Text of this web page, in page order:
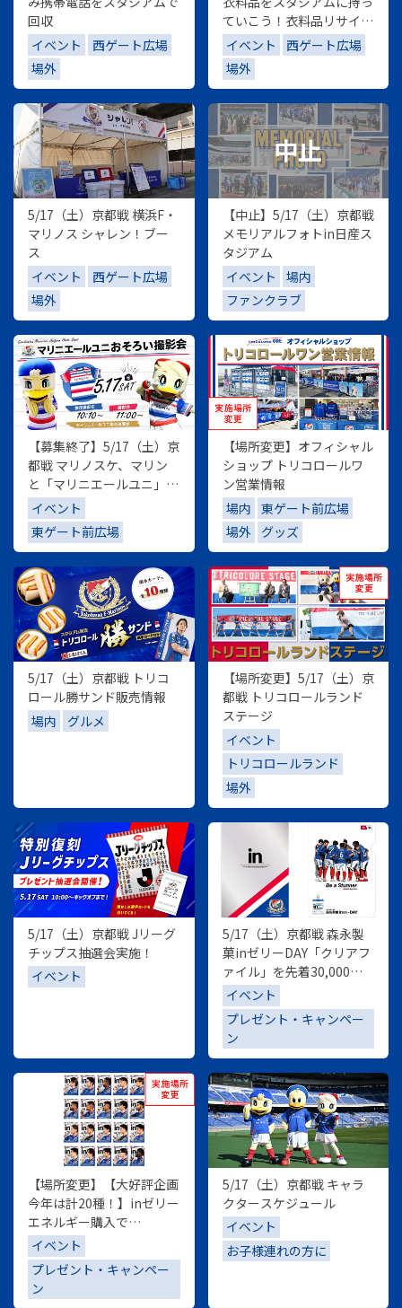
回収
イベント
西ゲート広場
場外
ていこう！衣料品リサイク
ルイベント
西ゲート広場
場外
5/17（土）京都戦 横浜F・
マリノス シャレン！ブー
ス
イベント
西ゲート広場
場外
【中止】5/17（土）京都戦
メモリアルフォトin日産ス
タジアム
イベント
場内
ファンクラブ
【募集終了】5/17（土）京
都戦 マリノスケ、マリン
と「マリニエールユニ」お
そろい撮影会
イベント
東ゲート前広場
【場所変更】オフィシャル
ショップ トリコロールワ
ン営業情報
場内
東ゲート前広場
場外
グッズ
5/17（土）京都戦 トリコ
ロール勝サンド販売情報
場内
グルメ
【場所変更】5/17（土）京
都戦 トリコロールランド
ステージ
イベント
トリコロールランド
場外
5/17（土）京都戦 Jリーグ
チップス抽選会実施！
イベント
5/17（土）京都戦 森永製
菓inゼリーDAY「クリアフ
ァイル」を先着30,000名
様にプレゼント
イベント
プレゼント・キャンペー
ン
【場所変更】【大好評企画
今年は計20種！】inゼリー
エネルギー購入で
「5/17（土）京都サンガ
F.C.戦限定inゼリーオリジ
ナル選手カード」をプレゼ
ント
イベント
プレゼント・キャンペー
ン
5/17（土）京都戦 キャラ
クタースケジュール
イベント
お子様連れの方に